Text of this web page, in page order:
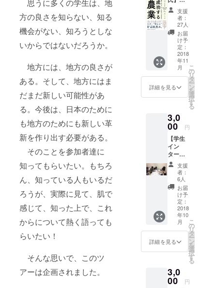
思うに多くの学生は、地
方の良さを知らない、知る
機会がない、知ろうとしな
いからではないだろうか。
地方には、地方の良さが
ある。そして、地方にはま
だまだ新しい可能性があ
る。今後は、日本のために
も地方のためにも新しい革
新を作り出す必要がある。
そのことを参加者達に
知ってもらいたい。もちろ
ん、知っている人もいるだ
ろうが、実際に見て、肌で
感じて、知った上で、これ
からについて熱く語っても
らいたい！
そんな思いで、このツ
アーは企画されました。
接ご連
絡させ
ていた
だきま
す。 ※
会場ま
での交
通費は
自前に
なりま
すの
い。
『絶対
にギブ
アップ
したく
ない人
のため
の成功
する農
業』＆
『99％
の絶望
の中に
「1％の
ス」は
実る』
の2冊サ
イン本
セット
※筆者と
出版社
の許可
を得
て、リ
ターン
設定を
してお
ります
支援
者：
27人
お届
け予
定：
2018
年11
月
詳細を見る
こ
の
リ
タ
ー
ン
を
選
択
す
る
3,0
00 円
【学生
イン
ター
ン】 応
援して
くれる
方への
感謝の
メール
※camp
fire内
メッ
セージ
にてお
送りい
支援
者：
6人
お届
け予
定：
2018
年10
月
詳細を見る
こ
の
リ
タ
ー
ン
を
選
択
す
る
3,0
00 円